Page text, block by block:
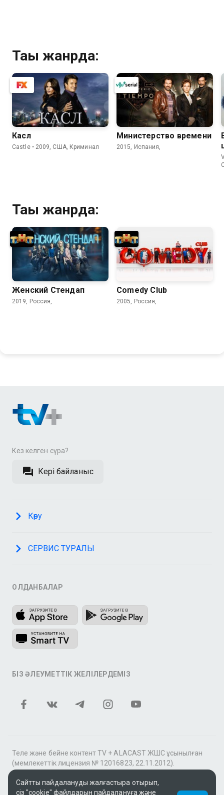
Тағы жанрда:
Касл
Castle • 2009, США, Криминал
Министерство времени
2015, Испания,
Тағы жанрда:
Женский Стендап
2019, Россия,
Comedy Сlub
2005, Россия,
Кез келген сұрақ?
Кері байланыс
Көру
СЕРВИС ТУРАЛЫ
ҚОЛДАНБАЛАР
БІЗ ӘЛЕУМЕТТІК ЖЕЛІЛЕРДЕМІЗ
Теле және бейне контент TV + ALACAST ЖШС ұсынылған
(мемлекеттік лицензия № 12016823, 22.11.2012).
«Видео по подписке»Жазылу бойынша бейне" қызметі
аясында tv+» фильмдер мен сериалдар топтамасы үшін
Сайтты пайдалануды жалғастыра отырып,
сіз "cookie" файлдарын пайдалануға және